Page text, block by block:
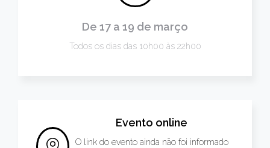
De 17 a 19 de março
Todos os dias das 10h00 às 22h00
Evento online
O link do evento ainda não foi informado